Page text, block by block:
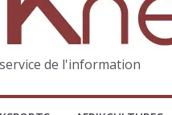
de l'information